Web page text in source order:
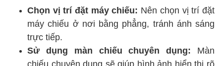
Chọn vị trí đặt máy chiếu: Nên chọn vị trí đặt
máy chiếu ở nơi bằng phẳng, tránh ánh sáng
trực tiếp.
Sử dụng màn chiếu chuyên dụng: Màn
chiếu chuyên dụng sẽ giúp hình ảnh hiển thị rõ